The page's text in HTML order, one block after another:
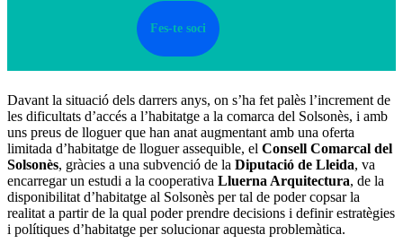
Fes-te soci
Davant la situació dels darrers anys, on s’ha fet palès l’increment de
les dificultats d’accés a l’habitatge a la comarca del Solsonès, i amb
uns preus de lloguer que han anat augmentant amb una oferta
limitada d’habitatge de lloguer assequible, el Consell Comarcal del
Solsonès, gràcies a una subvenció de la Diputació de Lleida, va
encarregar un estudi a la cooperativa Lluerna Arquitectura, de la
disponibilitat d’habitatge al Solsonès per tal de poder copsar la
realitat a partir de la qual poder prendre decisions i definir estratègies
i polítiques d’habitatge per solucionar aquesta problemàtica.